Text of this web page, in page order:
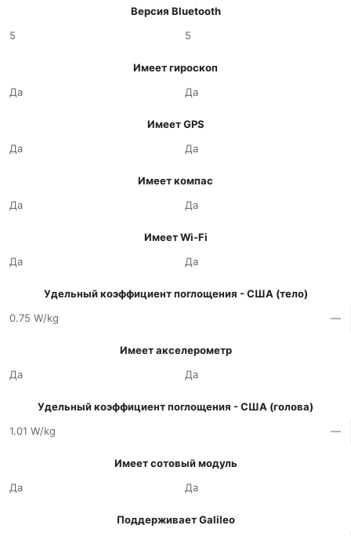
Версия Bluetooth
5
5
Имеет гироскоп
Да
Да
Имеет GPS
Да
Да
Имеет компас
Да
Да
Имеет Wi-Fi
Да
Да
Удельный коэффициент поглощения - США (тело)
0.75 W/kg
—
Имеет акселерометр
Да
Да
Удельный коэффициент поглощения - США (голова)
1.01 W/kg
—
Имеет сотовый модуль
Да
Да
Поддерживает Galileo